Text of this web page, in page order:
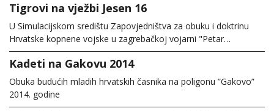
Tigrovi na vježbi Jesen 16
U Simulacijskom središtu Zapovjedništva za obuku i doktrinu
Hrvatske kopnene vojske u zagrebačkoj vojarni "Petar…
Kadeti na Gakovu 2014
Obuka budućih mladih hrvatskih časnika na poligonu ”Gakovo”
2014. godine